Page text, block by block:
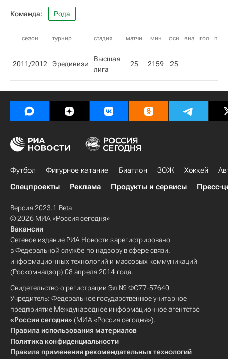
Команда: Рода
сезон турнир стадия матчи мин осн внз гол пас
2011/2012 Эредивизи
Высшая
лига
25 2159 25
Футбол Фигурное катание Биатлон ЗОЖ Хоккей
Спецпроекты
Реклама Продукты и сервисы Пресс-
Версия 2023.1 Beta
© 2026 МИА «Россия сегодня»
Вакансии
Сетевое издание РИА Новости зарегистрировано
в Федеральной службе по надзору в сфере связи,
информационных технологий и массовых коммуникаций
(Роскомнадзор) 08 апреля 2014 года.
Свидетельство о регистрации Эл № ФС77-57640
Учредитель: Федеральное государственное унитарное
предприятие Международное информационное агентство
«Россия сегодня» (МИА «Россия сегодня»).
Правила использования материалов
Политика конфиденциальности
Правила применения рекомендательных технологий